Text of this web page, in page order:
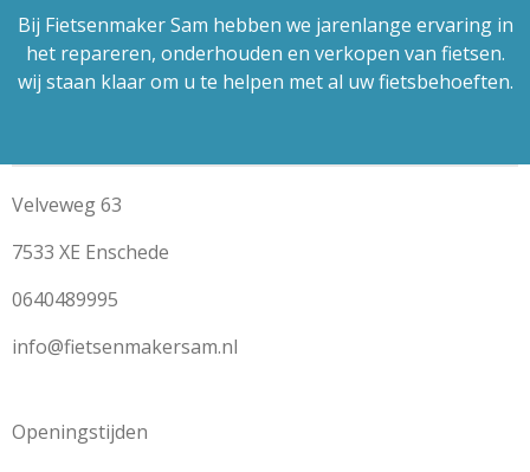
Bij Fietsenmaker Sam hebben we jarenlange ervaring in
het repareren, onderhouden en verkopen van fietsen.
wij staan klaar om u te helpen met al uw fietsbehoeften.
Velveweg 63
7533 XE Enschede
0640489995
info@fietsenmakersam.nl
Openingstijden